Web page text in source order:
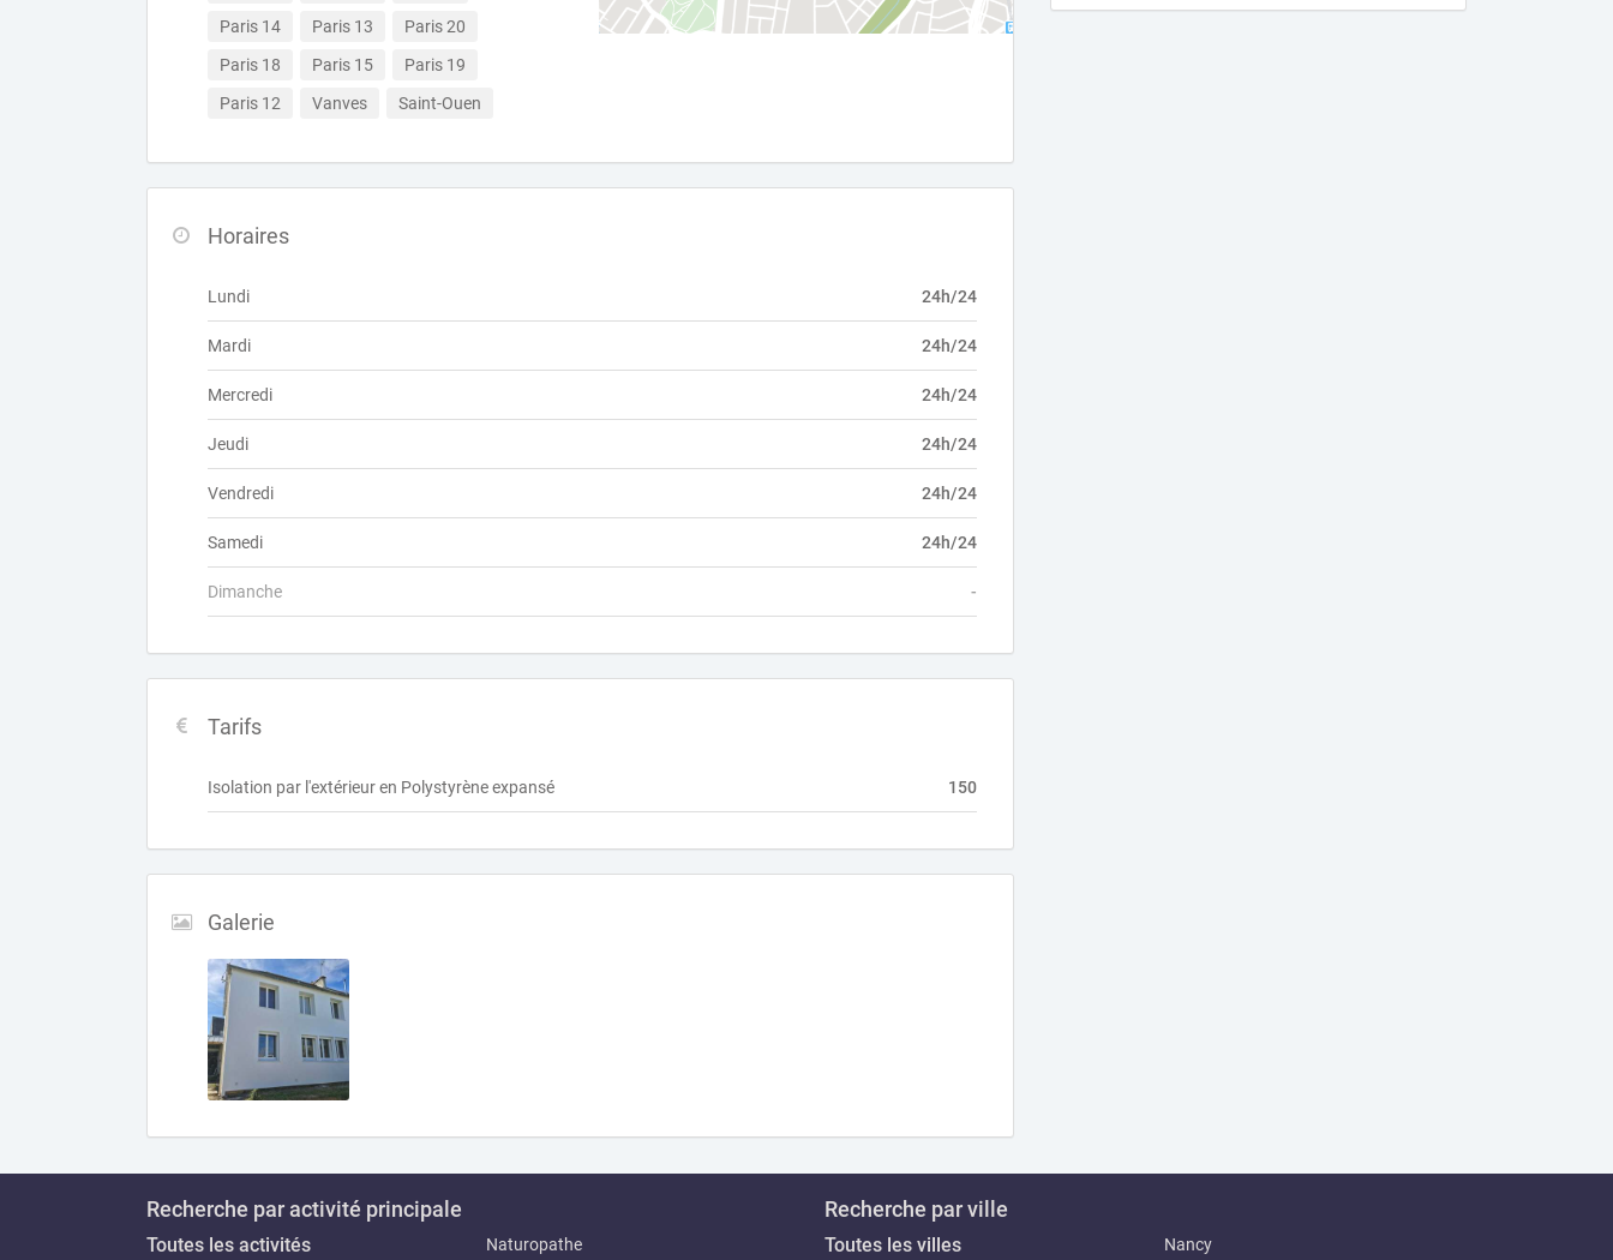
Paris 14
Paris 13
Paris 20
Paris 18
Paris 15
Paris 19
Paris 12
Vanves Saint-Ouen
Horaires
Lundi 24h/24
Mardi 24h/24
Mercredi 24h/24
Jeudi 24h/24
Vendredi 24h/24
Samedi 24h/24
Dimanche -
Tarifs
Isolation par l'extérieur en Polystyrène expansé 150
Galerie
Recherche par activité principale
Toutes les activités
Naturopathe
Recherche par ville
Toutes les villes
Nancy